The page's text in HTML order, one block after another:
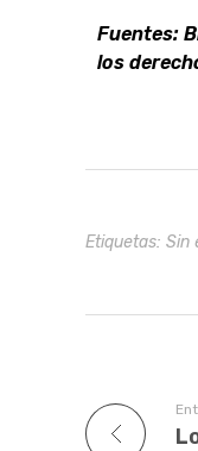
Fuentes:
los
Etiquetas: Sin